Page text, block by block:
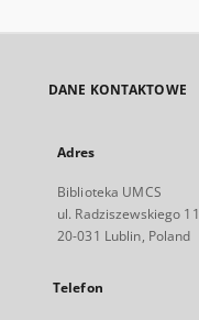
DANE KONTAKTOWE
Adres
Biblioteka UMCS
ul. Radziszewskiego 11
20-031 Lublin, Poland
Telefon